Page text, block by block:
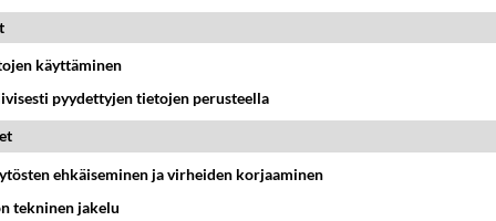
Ikävä
välit
tästä?
Ikävä
ymmärtänyt oikein?
suhde/molemmat ovat täysin poissuljettuja asioita? Nainen
käyttäminen
pyydettyjen tietojen perusteella
ehkäiseminen ja virheiden korjaaminen
tekninen jakelu